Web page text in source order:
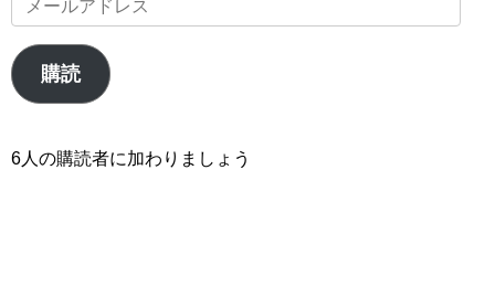
ー
ル
ア
レ
購読
6人の購読者に加わりましょう